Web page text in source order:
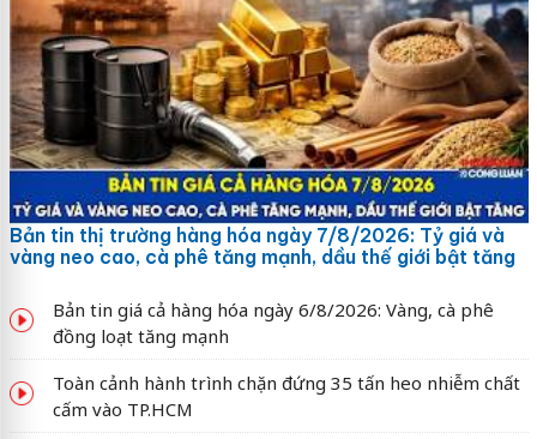
Bản tin thị trường hàng hóa ngày 7/8/2026: Tỷ giá và
vàng neo cao, cà phê tăng mạnh, dầu thế giới bật tăng
Bản tin giá cả hàng hóa ngày 6/8/2026: Vàng, cà phê
đồng loạt tăng mạnh
Toàn cảnh hành trình chặn đứng 35 tấn heo nhiễm chất
cấm vào TP.HCM